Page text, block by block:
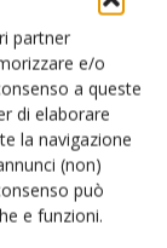
partner
e/o
a queste
di elaborare
la navigazione
(non)
può
e funzioni.
infetto e
liquido
il problema
più